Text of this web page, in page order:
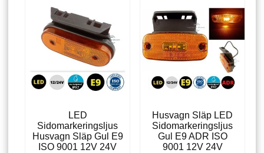
LED
Sidomarkeringsljus
Husvagn Släp Gul E9
ISO 9001 12V 24V
Husvagn Släp LED
Sidomarkeringsljus
Gul E9 ADR ISO
9001 12V 24V